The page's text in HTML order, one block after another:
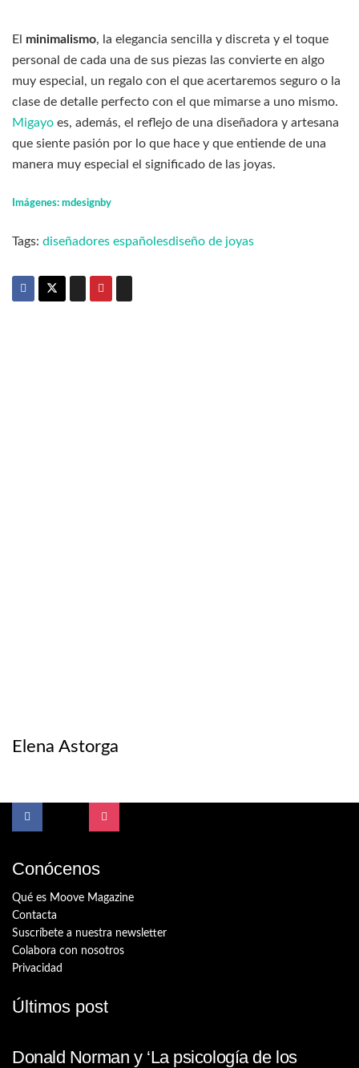
El minimalismo, la elegancia sencilla y discreta y el toque
personal de cada una de sus piezas las convierte en algo
muy especial, un regalo con el que acertaremos seguro o la
clase de detalle perfecto con el que mimarse a uno mismo.
Migayo es, además, el reflejo de una diseñadora y artesana
que siente pasión por lo que hace y que entiende de una
manera muy especial el significado de las joyas.
Imágenes: mdesignby
Tags: diseñadores españolesdiseño de joyas
Elena Astorga
Conócenos
Qué es Moove Magazine
Contacta
Suscríbete a nuestra newsletter
Colabora con nosotros
Privacidad
Últimos post
Donald Norman y ‘La psicología de los